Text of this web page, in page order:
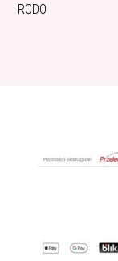
RODO